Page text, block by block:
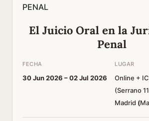
PENAL
El Juicio Oral en la
Penal
FECHA
30 Jun 2026 –02 Jul 2026
LUGAR
Online +
(Serrano
Madrid (